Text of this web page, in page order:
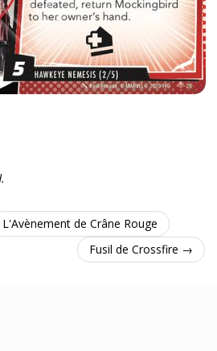
L'Avènement de Crâne Rouge
Fusil de Crossfire →